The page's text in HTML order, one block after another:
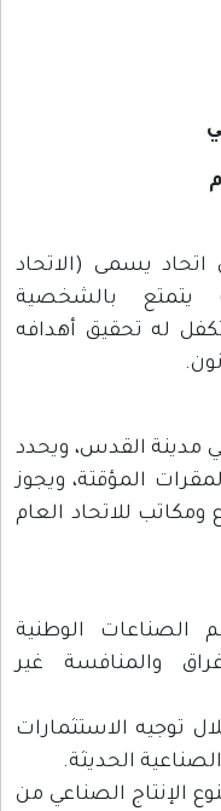
يسمى (الاتحاد
يتمتع بالشخصية
تكفل له تحقيق أهدافه
مدينة القدس، ويحدد
المؤقتة، ويجوز
ومكاتب للاتحاد العام
الصناعات الوطنية
والمنافسة غير
توجيه الاستثمارات
الحديثة.
الإنتاج الصناعي من